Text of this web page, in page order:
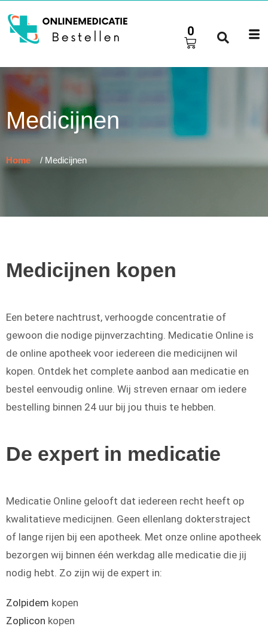
0
Medicijnen
Home / Medicijnen
Medicijnen kopen
Een betere nachtrust, verhoogde concentratie of
gewoon die nodige pijnverzachting. Medicatie Online is
de online apotheek voor iedereen die medicijnen wil
kopen. Ontdek het complete aanbod aan medicatie en
bestel eenvoudig online. Wij streven ernaar om iedere
bestelling binnen 24 uur bij jou thuis te hebben.
De expert in medicatie
Medicatie Online gelooft dat iedereen recht heeft op
kwalitatieve medicijnen. Geen ellenlang dokterstraject
of lange rijen bij een apotheek. Met onze online apotheek
bezorgen wij binnen één werkdag alle medicatie die jij
nodig hebt. Zo zijn wij de expert in:
Zolpidem kopen
Zoplicon kopen